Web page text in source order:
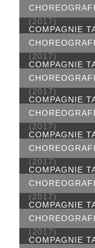
(2017)
COMPAGNIE
(2017)
COMPAGNIE
(2017)
COMPAGNIE
(2017)
COMPAGNIE
(2017)
COMPAGNIE
(2017)
COMPAGNIE
(2017)
COMPAGNIE